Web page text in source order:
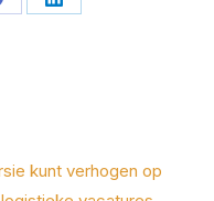
Deel
kunt verhogen op